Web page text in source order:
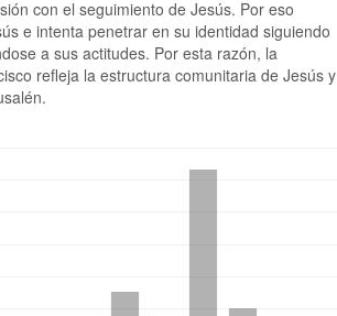
con el seguimiento de Jesús. Por eso
e intenta penetrar en su identidad siguiendo
a sus actitudes. Por esta razón, la
refleja la estructura comunitaria de Jesús y